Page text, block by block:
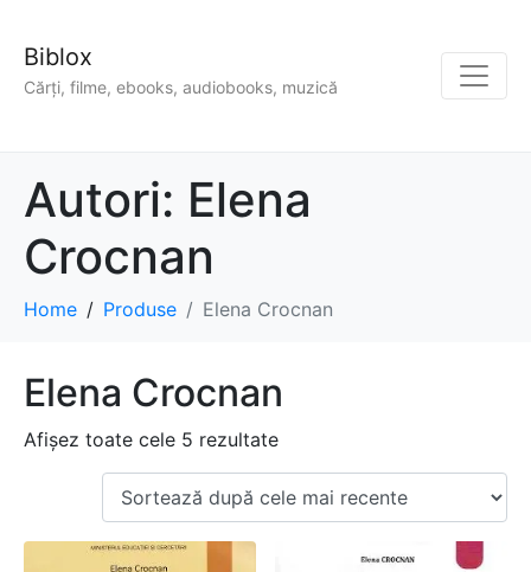
Biblox
Cărți, filme, ebooks, audiobooks, muzică
Autori: Elena
Crocnan
Home Produse Elena Crocnan
Elena Crocnan
Afișez toate cele 5 rezultate